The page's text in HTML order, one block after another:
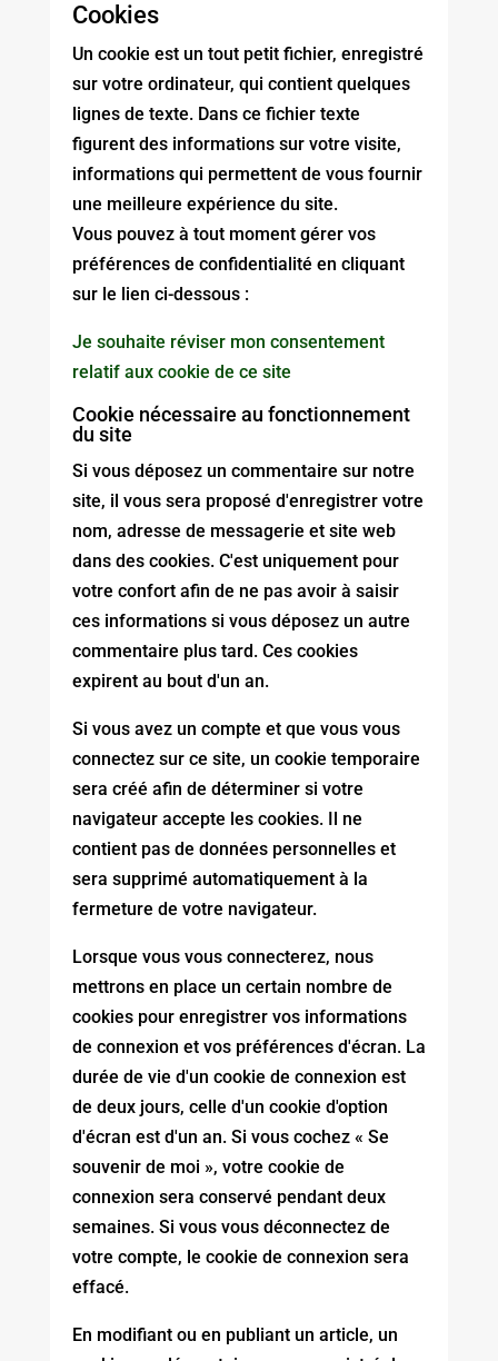
Cookies
Un cookie est un tout petit fichier, enregistré
sur votre ordinateur, qui contient quelques
lignes de texte. Dans ce fichier texte
figurent des informations sur votre visite,
informations qui permettent de vous fournir
une meilleure expérience du site.
Vous pouvez à tout moment gérer vos
préférences de confidentialité en cliquant
sur le lien ci-dessous :
Je souhaite réviser mon consentement
relatif aux cookie de ce site
Cookie nécessaire au fonctionnement
du site
Si vous déposez un commentaire sur notre
site, il vous sera proposé d'enregistrer votre
nom, adresse de messagerie et site web
dans des cookies. C'est uniquement pour
votre confort afin de ne pas avoir à saisir
ces informations si vous déposez un autre
commentaire plus tard. Ces cookies
expirent au bout d'un an.
Si vous avez un compte et que vous vous
connectez sur ce site, un cookie temporaire
sera créé afin de déterminer si votre
navigateur accepte les cookies. Il ne
contient pas de données personnelles et
sera supprimé automatiquement à la
fermeture de votre navigateur.
Lorsque vous vous connecterez, nous
mettrons en place un certain nombre de
cookies pour enregistrer vos informations
de connexion et vos préférences d'écran. La
durée de vie d'un cookie de connexion est
de deux jours, celle d'un cookie d'option
d'écran est d'un an. Si vous cochez « Se
souvenir de moi », votre cookie de
connexion sera conservé pendant deux
semaines. Si vous vous déconnectez de
votre compte, le cookie de connexion sera
effacé.
En modifiant ou en publiant un article, un